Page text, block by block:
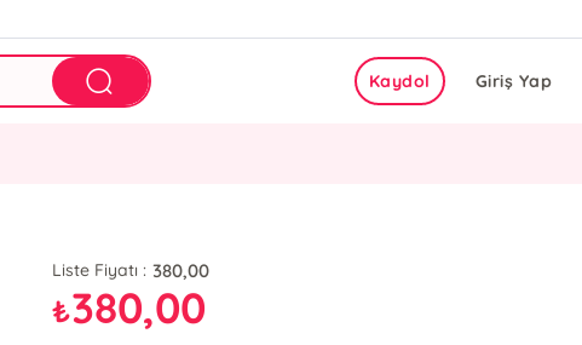
Giriş Yap
Kaydol
Liste Fiyatı : 380,00
₺380,00